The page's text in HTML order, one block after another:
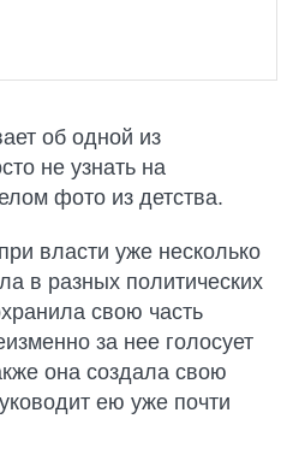
об одной из
не узнать на
фото из детства.
власти уже несколько
в разных политических
свою часть
за нее голосует
она создала свою
ею уже почти